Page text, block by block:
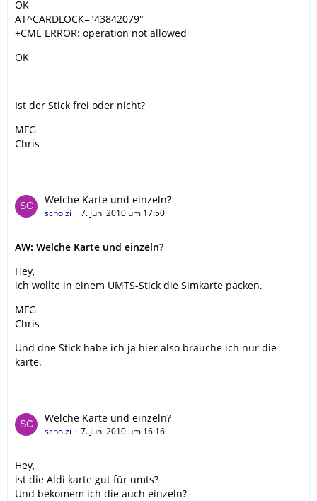
OK
AT^CARDLOCK="43842079"
+CME ERROR: operation not allowed
OK
Ist der Stick frei oder nicht?
MFG
Chris
Welche Karte und einzeln?
scholzi 7. Juni 2010 um 17:50
AW: Welche Karte und einzeln?
Hey,
ich wollte in einem UMTS-Stick die Simkarte packen.
MFG
Chris
Und dne Stick habe ich ja hier also brauche ich nur die
karte.
Welche Karte und einzeln?
scholzi 7. Juni 2010 um 16:16
Hey,
ist die Aldi karte gut für umts?
Und bekomem ich die auch einzeln?